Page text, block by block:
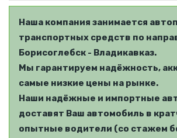
Наша компания занимается
транспортных средств по
Борисоглебск - Владикавказ.
Мы гарантируем надёжность,
самые низкие цены на рынке.
Наши надёжные и импортные
доставят Ваш автомобиль в
опытные водители (со стажем